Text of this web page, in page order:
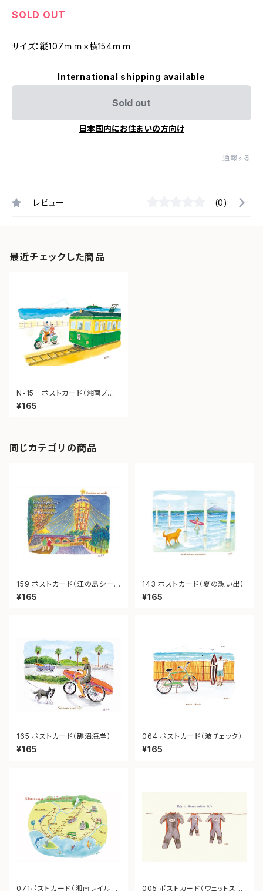
SOLD OUT
サイズ：縦107ｍｍ×横154ｍｍ
International shipping available
Sold out
日本国内にお住まいの方向け
通報する
レビュー (0)
最近チェックした商品
N-15 ポストカード（湘南ノスタ
ル 江ノ電とバイク）
¥165
同じカテゴリの商品
159 ポストカード（江の島シーキ
ャンドル）
¥165
143 ポストカード（夏の想い出）
¥165
165 ポストカード（鵠沼海岸）
¥165
064 ポストカード（波チェック）
¥165
071ポストカード（湘南レイルウ 005 ポストカード（ウェットスー